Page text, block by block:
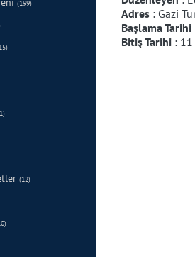
(199)
(12)
Adres : Gazi
Başlama Tarihi
Bitiş Tarihi :